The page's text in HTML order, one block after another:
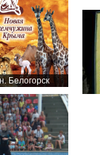
Белогорск